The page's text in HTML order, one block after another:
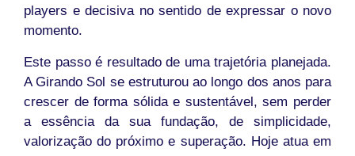
players e decisiva no sentido de expressar o novo
momento.
Este passo é resultado de uma trajetória planejada.
A Girando Sol se estruturou ao longo dos anos para
crescer de forma sólida e sustentável, sem perder
a essência da sua fundação, de simplicidade,
valorização do próximo e superação. Hoje atua em